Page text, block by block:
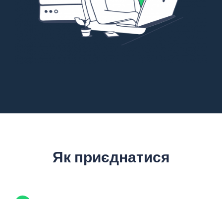
Як приєднатися